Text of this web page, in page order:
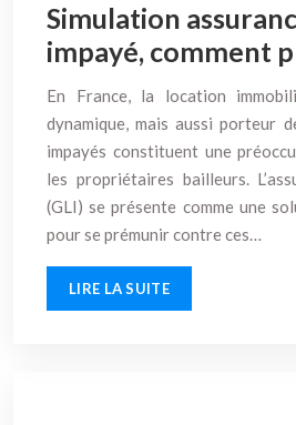
Simulation
impayé, comment
En France, la location
dynamique, mais aussi porteur
impayés constituent une
les propriétaires bailleurs.
(GLI) se présente comme une
pour se prémunir contre ces…
LIRE LA SUITE